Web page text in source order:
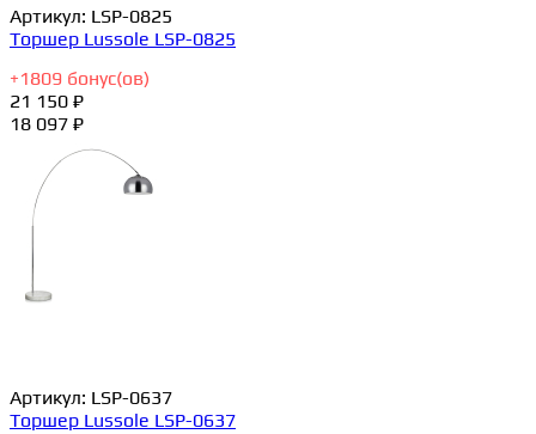
Артикул: LSP-0825
Торшер Lussole LSP-0825
+1809 бонус(ов)
21 150 ₽
18 097 ₽
Артикул: LSP-0637
Торшер Lussole LSP-0637